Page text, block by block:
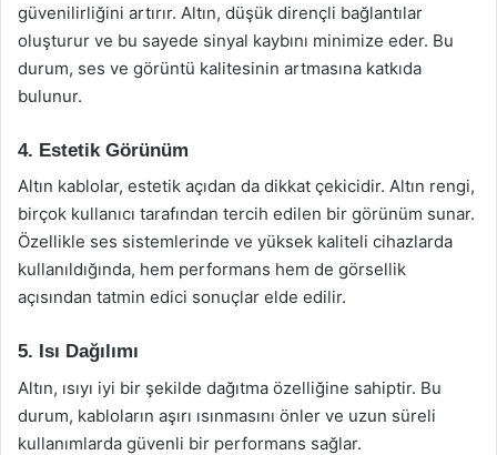
güvenilirliğini artırır. Altın, düşük dirençli bağlantılar
oluşturur ve bu sayede sinyal kaybını minimize eder. Bu
durum, ses ve görüntü kalitesinin artmasına katkıda
bulunur.
4. Estetik Görünüm
Altın kablolar, estetik açıdan da dikkat çekicidir. Altın rengi,
birçok kullanıcı tarafından tercih edilen bir görünüm sunar.
Özellikle ses sistemlerinde ve yüksek kaliteli cihazlarda
kullanıldığında, hem performans hem de görsellik
açısından tatmin edici sonuçlar elde edilir.
5. Isı Dağılımı
Altın, ısıyı iyi bir şekilde dağıtma özelliğine sahiptir. Bu
durum, kabloların aşırı ısınmasını önler ve uzun süreli
kullanımlarda güvenli bir performans sağlar.